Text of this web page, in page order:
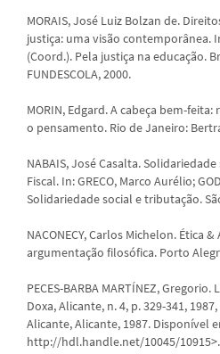
MORAIS, José Luiz Bolzan de.
justiça: uma visão contemporânea.
(Coord.). Pela justiça na educação.
FUNDESCOLA, 2000.
MORIN, Edgard. A cabeça bem-
o pensamento. Rio de Janeiro:
NABAIS, José Casalta.
Fiscal. In: GRECO, Marco Aurélio;
Solidariedade social e tributação.
NACONECY, Carlos Michelon. Ética
argumentação filosófica. Porto
PECES-BARBA MARTÍNEZ,
Doxa, Alicante, n. 4, p. 329-341,
Alicante, Alicante, 1987. Disponível
http://hdl.handle.net/10045/10915>.